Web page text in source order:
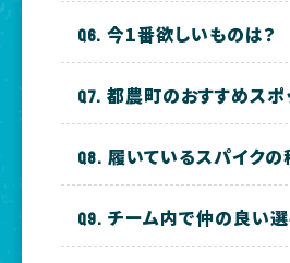
今1番欲しいものは？
都農町のおすすめスポ
履いているスパイクの
チーム内で仲の良い選